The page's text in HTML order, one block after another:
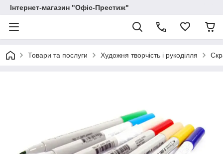
Інтернет-магазин "Офіс-Престиж"
Товари та послуги Художня творчість і рукоділля